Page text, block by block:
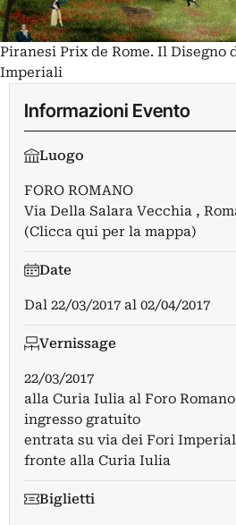
Piranesi Prix de Rome. Il Disegno
Imperiali
Informazioni Evento
Luogo
FORO ROMANO
Via Della Salara Vecchia ,
(Clicca qui per la mappa)
Date
Dal 22/03/2017 al 02/04/2017
Vernissage
22/03/2017
alla Curia Iulia al Foro Romano
ingresso gratuito
entrata su via dei Fori
fronte alla Curia Iulia
Biglietti